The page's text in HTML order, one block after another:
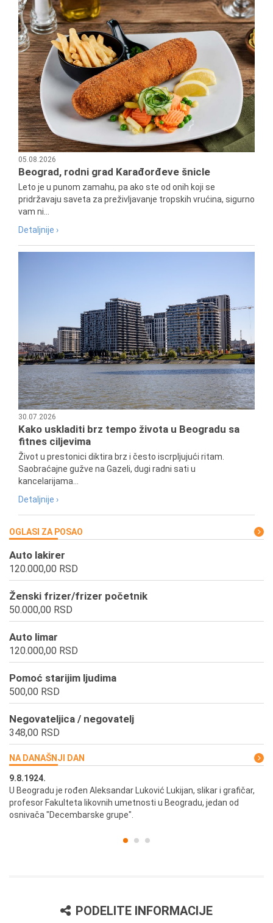
05.08.2026
Beograd, rodni grad Karađorđeve šnicle
Leto je u punom zamahu, pa ako ste od onih koji se
pridržavaju saveta za preživljavanje tropskih vrućina, sigurno
vam ni...
Detaljnije ›
30.07.2026
Kako uskladiti brz tempo života u Beogradu sa
fitnes ciljevima
Život u prestonici diktira brz i često iscrpljujući ritam.
Saobraćajne gužve na Gazeli, dugi radni sati u
kancelarijama...
Detaljnije ›
OGLASI ZA POSAO
Auto lakirer
120.000,00 RSD
Ženski frizer/frizer početnik
50.000,00 RSD
Auto limar
120.000,00 RSD
Pomoć starijim ljudima
500,00 RSD
Negovateljica / negovatelj
348,00 RSD
NA DANAŠNJI DAN
9.8.1924.
U Beogradu je rođen Aleksandar Luković Lukijan, slikar i grafičar,
profesor Fakulteta likovnih umetnosti u Beogradu, jedan od
osnivača "Decembarske grupe".
PODELITE INFORMACIJE